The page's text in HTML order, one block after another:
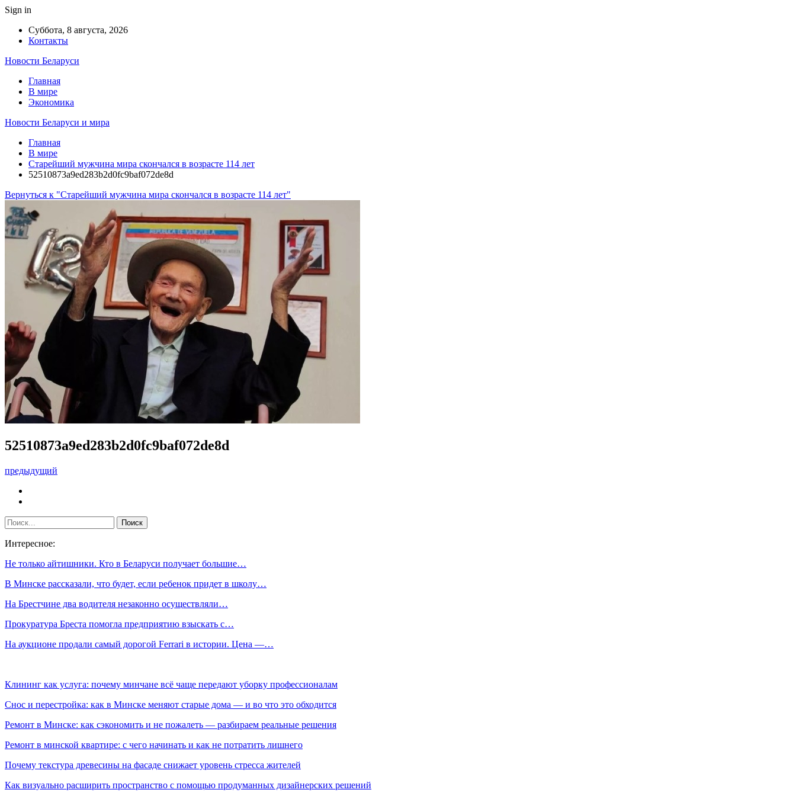
Sign in
Суббота, 8 августа, 2026
Контакты
Новости Беларуси
Главная
В мире
Экономика
Новости Беларуси и мира
Главная
В мире
Старейший мужчина мира скончался в возрасте 114 лет
52510873a9ed283b2d0fc9baf072de8d
Вернуться к "Старейший мужчина мира скончался в возрасте 114 лет"
52510873a9ed283b2d0fc9baf072de8d
предыдущий
Интересное:
Не только айтишники. Кто в Беларуси получает большие…
В Минске рассказали, что будет, если ребенок придет в школу…
На Брестчине два водителя незаконно осуществляли…
Прокуратура Бреста помогла предприятию взыскать с…
На аукционе продали самый дорогой Ferrari в истории. Цена ―…
Клининг как услуга: почему минчане всё чаще передают уборку профессионалам
Снос и перестройка: как в Минске меняют старые дома — и во что это обходится
Ремонт в Минске: как сэкономить и не пожалеть — разбираем реальные решения
Ремонт в минской квартире: с чего начинать и как не потратить лишнего
Почему текстура древесины на фасаде снижает уровень стресса жителей
Как визуально расширить пространство с помощью продуманных дизайнерских решений